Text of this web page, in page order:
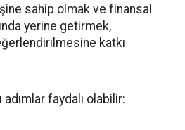
sahip olmak ve finansal
yerine getirmek,
katkı
faydalı olabilir: